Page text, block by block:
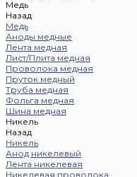
Медь
Назад
Медь
Аноды медные
Лента медная
Лист/Плита медная
Проволока медная
Пруток медный
Труба медная
Фольга медная
Шина медная
Никель
Назад
Никель
Анод никелевый
Лента никелевая
Никелевая проволока